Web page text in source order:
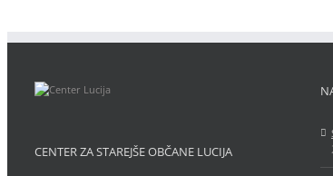
CENTER ZA STAREJŠE OBČANE LUCIJA